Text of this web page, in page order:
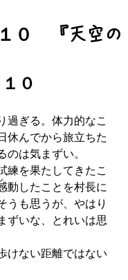
０ 『天空の
０
過ぎる。体力的なこ
休んでから旅立ちた
のは気まずい。
練を果たしてきたこ
動したことを村長に
うも思うが、やはり
ずいな、とれいは思
けない距離ではない